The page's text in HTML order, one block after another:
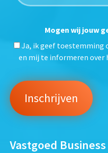
Mogen wij jouw
Ja, ik geef toestemming
en mij te informeren over
Vastgoed